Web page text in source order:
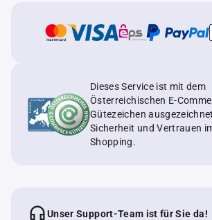
Dieses Service ist mit dem
Österreichischen E-
Gütezeichen
Sicherheit und Vertrauen
Shopping.
Unser Support-Team ist für Sie da!